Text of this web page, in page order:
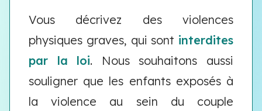
Vous décrivez des violences
physiques graves, qui sont interdites
par la loi. Nous souhaitons aussi
souligner que les enfants exposés à
la violence au sein du couple